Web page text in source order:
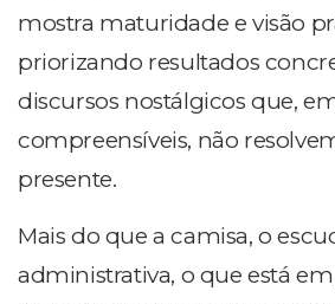
mostra maturidade e visão
priorizando resultados
discursos nostálgicos que,
compreensíveis, não
presente.
Mais do que a camisa, o
administrativa, o que está